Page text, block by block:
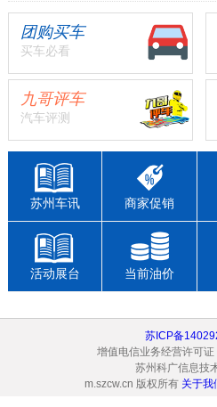
团购买车
买车必看
九哥评车
汽车评测
苏州车讯 商家促销
活动展台 当前油价
苏ICP备
增值电信业务经营许可
苏州科广信息技
m.szcw.cn 版权所有 关于我